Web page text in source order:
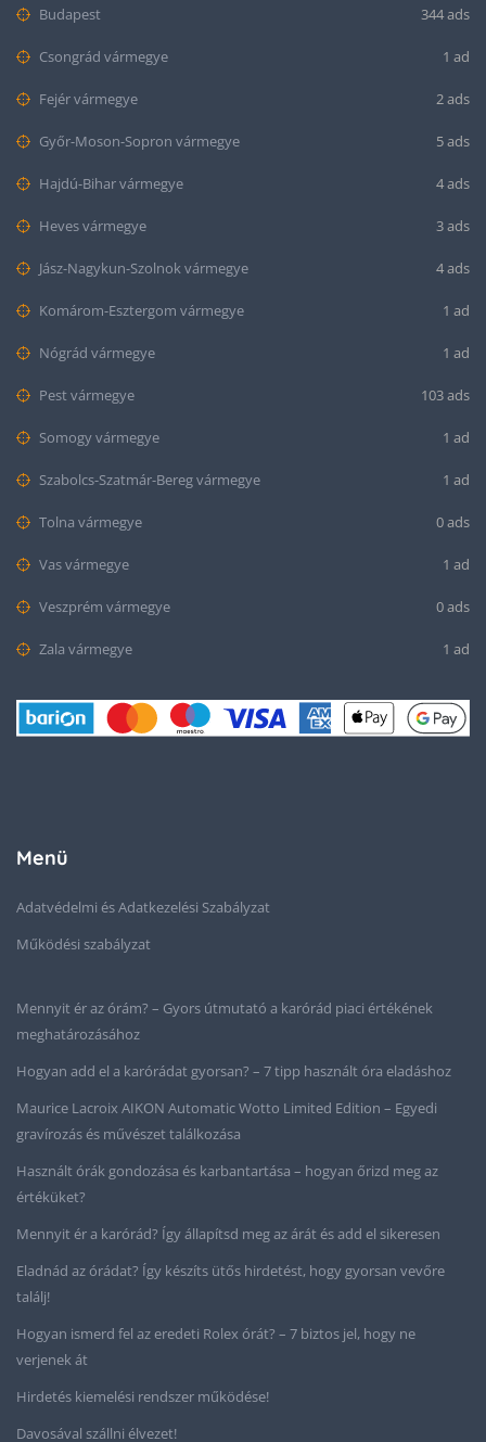
Budapest 344 ads
Csongrád vármegye 1 ad
Fejér vármegye 2 ads
Győr-Moson-Sopron vármegye 5 ads
Hajdú-Bihar vármegye 4 ads
Heves vármegye 3 ads
Jász-Nagykun-Szolnok vármegye 4 ads
Komárom-Esztergom vármegye 1 ad
Nógrád vármegye 1 ad
Pest vármegye 103 ads
Somogy vármegye 1 ad
Szabolcs-Szatmár-Bereg vármegye 1 ad
Tolna vármegye 0 ads
Vas vármegye 1 ad
Veszprém vármegye 0 ads
Zala vármegye 1 ad
Menü
Adatvédelmi és Adatkezelési Szabályzat
Működési szabályzat
Mennyit ér az órám? – Gyors útmutató a karórád piaci értékének
meghatározásához
Hogyan add el a karórádat gyorsan? – 7 tipp használt óra eladáshoz
Maurice Lacroix AIKON Automatic Wotto Limited Edition – Egyedi
gravírozás és művészet találkozása
Használt órák gondozása és karbantartása – hogyan őrizd meg az
értéküket?
Mennyit ér a karórád? Így állapítsd meg az árát és add el sikeresen
Eladnád az órádat? Így készíts ütős hirdetést, hogy gyorsan vevőre
találj!
Hogyan ismerd fel az eredeti Rolex órát? – 7 biztos jel, hogy ne
verjenek át
Hirdetés kiemelési rendszer működése!
Davosával szállni élvezet!